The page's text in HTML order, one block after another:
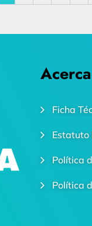
Ficha
Estatuto
Política
Política